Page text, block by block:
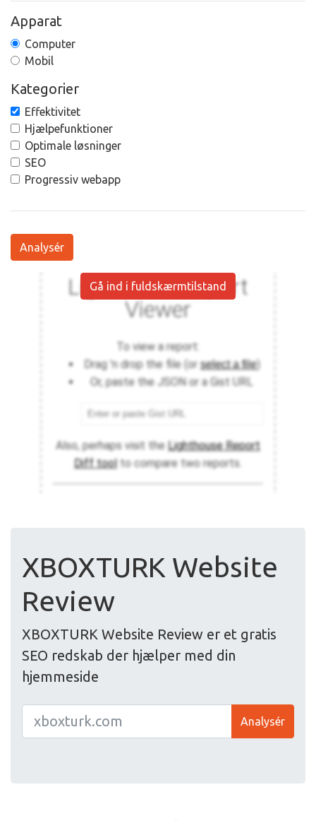
Apparat
Computer
Mobil
Kategorier
Effektivitet
Hjælpefunktioner
Optimale løsninger
SEO
Progressiv webapp
Analysér
Gå ind i fuldskærmtilstand
XBOXTURK Website
Review
XBOXTURK Website Review er et gratis
SEO redskab der hjælper med din
hjemmeside
Analysér